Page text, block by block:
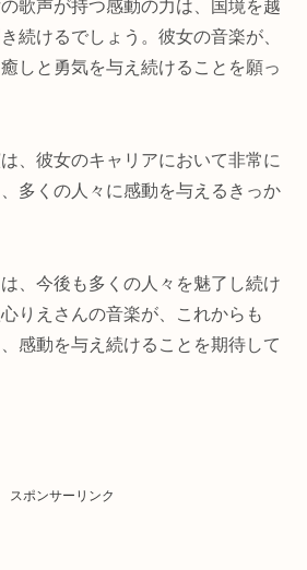
歌声が持つ感動の力は、国境を越
続けるでしょう。彼女の音楽が、
しと勇気を与え続けることを願っ
、彼女のキャリアにおいて非常に
多くの人々に感動を与えるきっか
、今後も多くの人々を魅了し続け
りえさんの音楽が、これからも
感動を与え続けることを期待して
スポンサーリンク